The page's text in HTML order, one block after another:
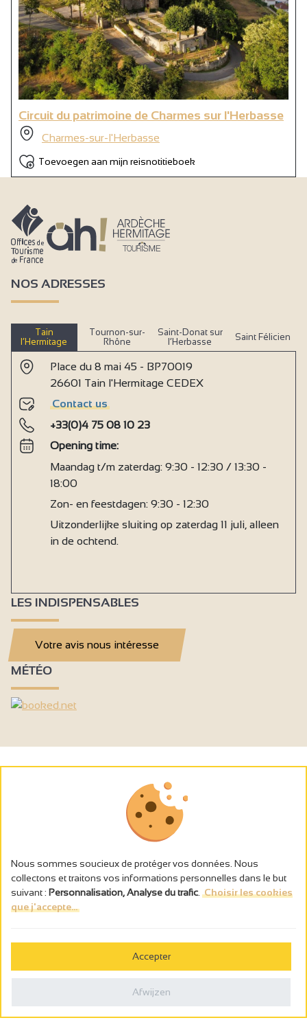
Circuit du patrimoine de Charmes sur l'Herbasse
Charmes-sur-l'Herbasse
Toevoegen aan mijn reisnotitieboek
NOS ADRESSES
Tain
l’Hermitage
Tournon-sur-
Rhône
Saint-Donat sur
l’Herbasse
Saint Félicien
Place du 8 mai 45 - BP70019
26601 Tain l'Hermitage CEDEX
Contact us
+33(0)4 75 08 10 23
Opening time:
Maandag t/m zaterdag: 9:30 - 12:30 / 13:30 -
18:00
Zon- en feestdagen: 9:30 - 12:30
Uitzonderlijke sluiting op zaterdag 11 juli, alleen
in de ochtend.
LES INDISPENSABLES
Votre avis nous intéresse
MÉTÉO
L’abus d’alcool est dangereux pour la santé, à consommer avec
Politique de confidentialité
Nous sommes soucieux de protéger vos données. Nous
collectons et traitons vos informations personnelles dans le but
suivant : Personnalisation, Analyse du trafic Choisir les cookies
que j'accepte...
Accepter
Afwijzen